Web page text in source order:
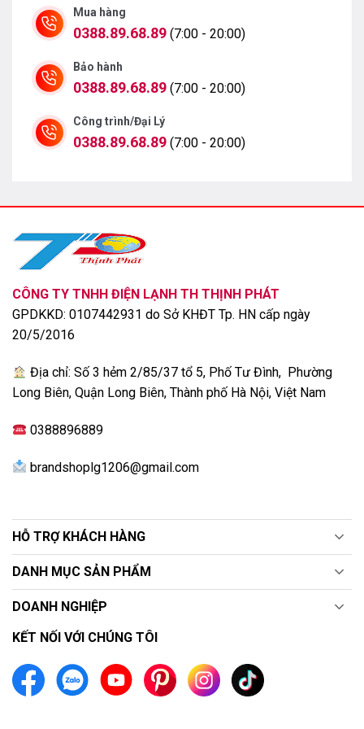
lên chuẩn 4K tự nhiên, đồng thời, Dynamic Tone
Mapping tinh chỉnh độ sáng cho cả khung hình thêm
phần rõ nét, ngay cả trong những dòng tivi có màn hình
rộng.
thiết lập ra các hình ảnh chuẩn gu của người xem.
Chế độ Filmmaker Mode truyền tải đúng ý đồ của đạo
cảm xúc nguyên bản y như vừa bước ra từ phòng hậu
kì của studio.
Đánh giá về công nghệ âm thanh chân thực, sống
Mua hàng
0388.89.68.89 (7:00 - 20:00)
Bảo hành
0388.89.68.89 (7:00 - 20:00)
Công trình/Đại Lý
0388.89.68.89 (7:00 - 20:00)
CÔNG TY TNHH ĐIỆN LẠNH TH THỊNH PHÁT
GPDKKD: 0107442931 do Sở KHĐT Tp. HN cấp ngày
20/5/2016
Địa chỉ: Số 3 hẻm 2/85/37 tổ 5, Phố Tư Đình, Phường
Long Biên, Quận Long Biên, Thành phố Hà Nội, Việt Nam
0388896889
brandshoplg1206@gmail.com
HỖ TRỢ KHÁCH HÀNG
DANH MỤC SẢN PHẨM
DOANH NGHIỆP
KẾT NỐI VỚI CHÚNG TÔI